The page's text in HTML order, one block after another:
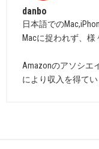
danbo
日本語での
Macに捉われず、様
Amazonのアソシエ
により収入を得てい